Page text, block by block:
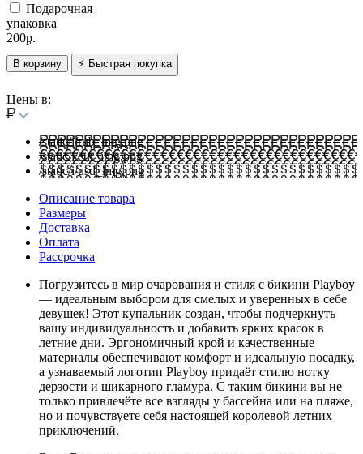
Подарочная
упаковка
200р.
В корзину ⚡ Быстрая покупка
Цены в:
/static/i/rub_img.png
/static/i/eur_img.png
/static/i/usd_img.png
Описание товара
Размеры
Доставка
Оплата
Рассрочка
Погрузитесь в мир очарования и стиля с бикини Playboy
— идеальным выбором для смелых и уверенных в себе
девушек! Этот купальник создан, чтобы подчеркнуть
вашу индивидуальность и добавить ярких красок в
летние дни. Эргономичный крой и качественные
материалы обеспечивают комфорт и идеальную посадку,
а узнаваемый логотип Playboy придаёт стилю нотку
дерзости и шикарного гламура. С таким бикини вы не
только привлечёте все взгляды у бассейна или на пляже,
но и почувствуете себя настоящей королевой летних
приключений.